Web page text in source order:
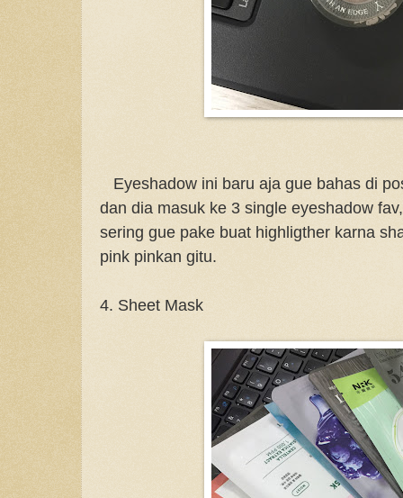
Eyeshadow ini baru aja gue bahas di
dan dia masuk ke 3 single eyeshadow
sering gue pake buat highligther karna
pink pinkan gitu.
4. Sheet Mask